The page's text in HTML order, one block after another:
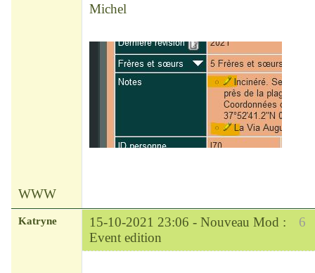
Michel
WWW
6
Katryne 15-10-2021 23:06 - Nouveau Mod :
Event edition